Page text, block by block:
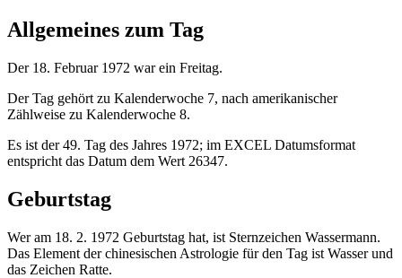
Allgemeines zum Tag
Der 18. Februar 1972 war ein Freitag.
Der Tag gehört zu Kalenderwoche 7, nach amerikanischer
Zählweise zu Kalenderwoche 8.
Es ist der 49. Tag des Jahres 1972; im EXCEL Datumsformat
entspricht das Datum dem Wert 26347.
Geburtstag
Wer am 18. 2. 1972 Geburtstag hat, ist Sternzeichen Wassermann.
Das Element der chinesischen Astrologie für den Tag ist Wasser und
das Zeichen Ratte.